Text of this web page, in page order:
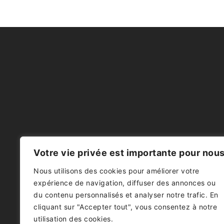
Votre vie privée est importante pour
Nous utilisons des cookies pour améliorer votre
expérience de navigation, diffuser des annonces ou
du contenu personnalisés et analyser notre trafic. En
cliquant sur "Accepter tout", vous consentez à notre
utilisation des cookies.